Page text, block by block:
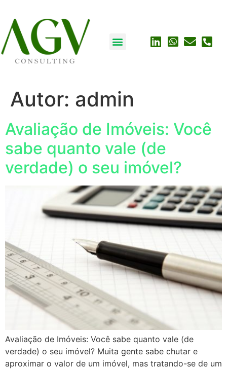
Autor: admin
Avaliação de Imóveis: Você
sabe quanto vale (de
verdade) o seu imóvel?
Avaliação de Imóveis: Você sabe quanto vale (de
verdade) o seu imóvel? Muita gente sabe chutar e
aproximar o valor de um imóvel, mas tratando-se de um